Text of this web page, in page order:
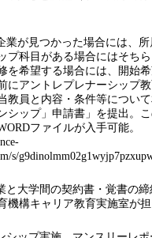
業が見つかった場合には、
プ科目がある場合にはそちら
を希望する場合には、開始
にアントレプレナーシップ
教員と内容・条件等につい
シップ」申請書」を提出。
ファイルが入手可能。
s/
と大学間の契約書・覚書の
機構キャリア教育実施室が担